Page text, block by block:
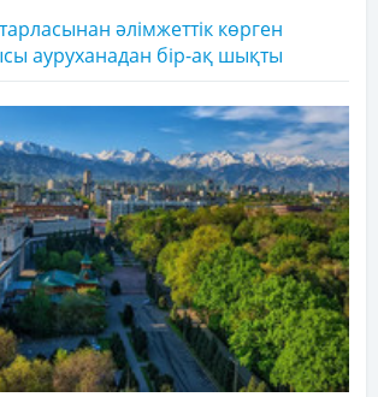
әлімжеттік көрген
ауруханадан бір-ақ шықты